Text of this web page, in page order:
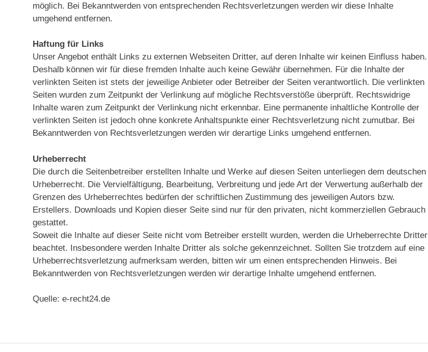
möglich. Bei Bekanntwerden von entsprechenden Rechtsverletzungen werden wir diese Inhalte
umgehend entfernen.
Haftung für Links
Unser Angebot enthält Links zu externen Webseiten Dritter, auf deren Inhalte wir keinen Einfluss haben.
Deshalb können wir für diese fremden Inhalte auch keine Gewähr übernehmen. Für die Inhalte der
verlinkten Seiten ist stets der jeweilige Anbieter oder Betreiber der Seiten verantwortlich. Die verlinkten
Seiten wurden zum Zeitpunkt der Verlinkung auf mögliche Rechtsverstöße überprüft. Rechtswidrige
Inhalte waren zum Zeitpunkt der Verlinkung nicht erkennbar. Eine permanente inhaltliche Kontrolle der
verlinkten Seiten ist jedoch ohne konkrete Anhaltspunkte einer Rechtsverletzung nicht zumutbar. Bei
Bekanntwerden von Rechtsverletzungen werden wir derartige Links umgehend entfernen.
Urheberrecht
Die durch die Seitenbetreiber erstellten Inhalte und Werke auf diesen Seiten unterliegen dem deutschen
Urheberrecht. Die Vervielfältigung, Bearbeitung, Verbreitung und jede Art der Verwertung außerhalb der
Grenzen des Urheberrechtes bedürfen der schriftlichen Zustimmung des jeweiligen Autors bzw.
Erstellers. Downloads und Kopien dieser Seite sind nur für den privaten, nicht kommerziellen Gebrauch
gestattet.
Soweit die Inhalte auf dieser Seite nicht vom Betreiber erstellt wurden, werden die Urheberrechte Dritter
beachtet. Insbesondere werden Inhalte Dritter als solche gekennzeichnet. Sollten Sie trotzdem auf eine
Urheberrechtsverletzung aufmerksam werden, bitten wir um einen entsprechenden Hinweis. Bei
Bekanntwerden von Rechtsverletzungen werden wir derartige Inhalte umgehend entfernen.
Quelle: e-recht24.de